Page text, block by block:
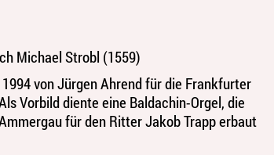
Michael Strobl (1559)
von Jürgen Ahrend für die Frankfurter
Vorbild diente eine Baldachin-Orgel, die
für den Ritter Jakob Trapp erbaut